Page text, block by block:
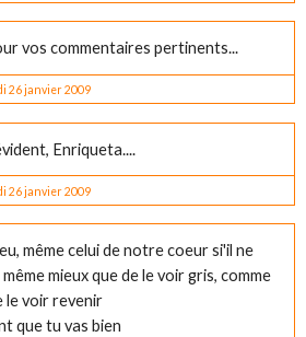
vos commentaires pertinents...
26 janvier 2009
Enriqueta....
26 janvier 2009
même celui de notre coeur si'il ne
mieux que de le voir gris, comme
le voir revenir
que tu vas bien